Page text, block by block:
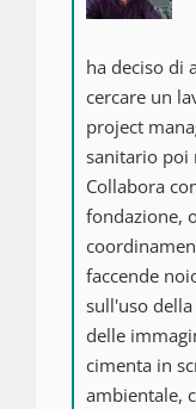
ha deciso di
cercare un
project
sanitario poi
Collabora
fondazione,
faccende
sull'uso
delle
cimenta in
ambientale,